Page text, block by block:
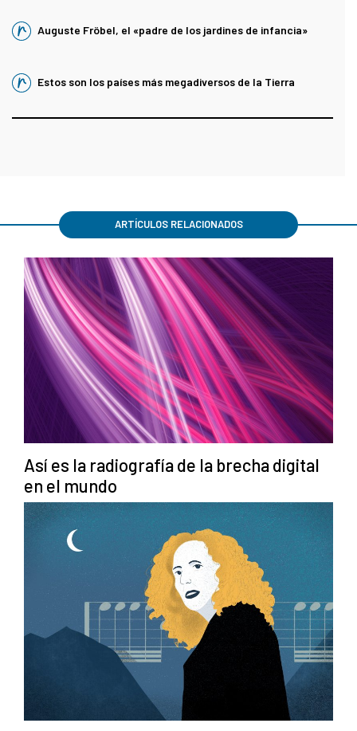
Auguste Fröbel, el «padre de los jardines de infancia»
Estos son los países más megadiversos de la Tierra
ARTÍCULOS RELACIONADOS
Así es la radiografía de la brecha digital
en el mundo